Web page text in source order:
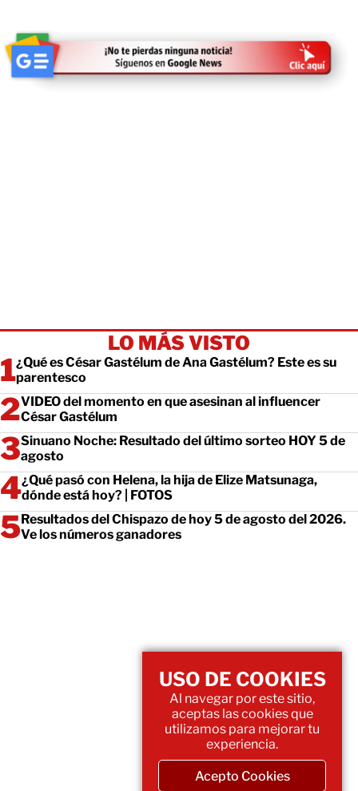
LO MÁS VISTO
¿Qué es César Gastélum de Ana Gastélum? Este es su
parentesco
VIDEO del momento en que asesinan al influencer
César Gastélum
Sinuano Noche: Resultado del último sorteo HOY 5 de
agosto
¿Qué pasó con Helena, la hija de Elize Matsunaga,
dónde está hoy? | FOTOS
Resultados del Chispazo de hoy 5 de agosto del 2026.
Ve los números ganadores
USO DE COOKIES
Al navegar por este sitio,
aceptas las cookies que
utilizamos para mejorar tu
experiencia.
Acepto Cookies